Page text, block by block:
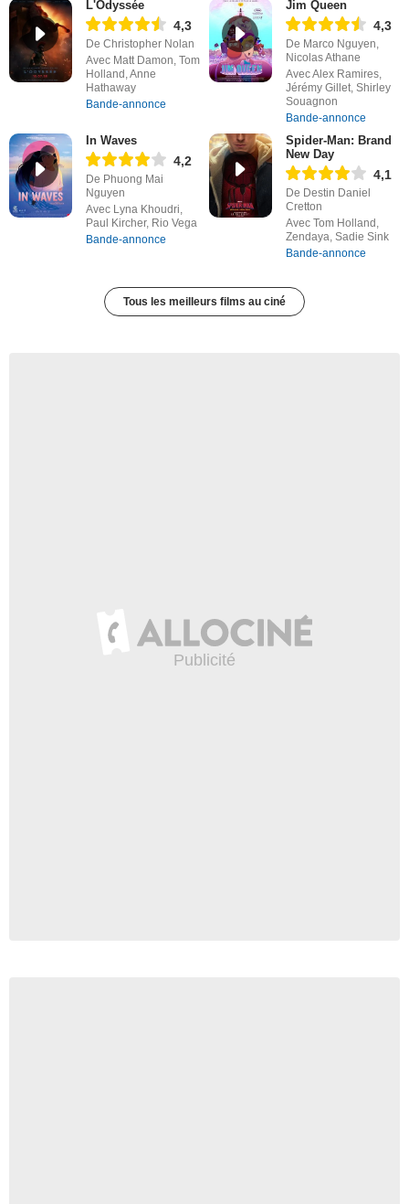
L'Odyssée
4,3
De Christopher Nolan
Avec Matt Damon, Tom
Holland, Anne
Hathaway
Bande-annonce
Jim Queen
4,3
De Marco Nguyen,
Nicolas Athane
Avec Alex Ramires,
Jérémy Gillet, Shirley
Souagnon
Bande-annonce
In Waves
4,2
De Phuong Mai
Nguyen
Avec Lyna Khoudri,
Paul Kircher, Rio Vega
Bande-annonce
Spider-Man: Brand
New Day
4,1
De Destin Daniel
Cretton
Avec Tom Holland,
Zendaya, Sadie Sink
Bande-annonce
Tous les meilleurs films au ciné